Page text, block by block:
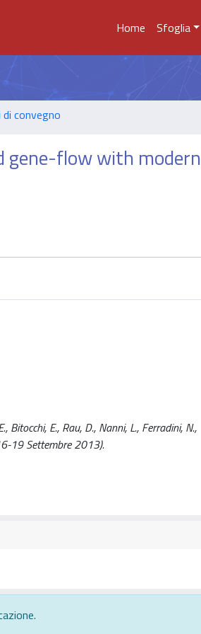
Home Sfoglia
convegno
gene-flow with modern
E., Rau, D., Nanni, L., Ferradini, N.,
19 Settembre 2013).